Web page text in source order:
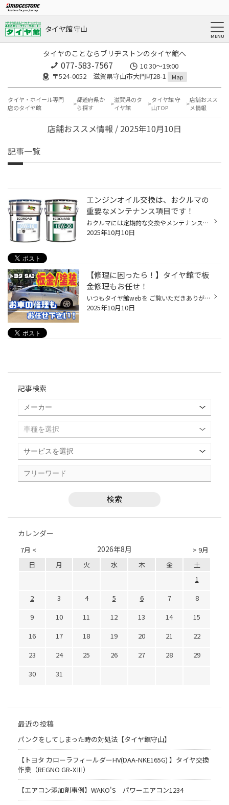
タイヤ館 守山
タイヤのことならブリヂストンのタイヤ館へ
077-583-7567
10:30～19:00
〒524-0052 滋賀県守山市大門町28-1
Map
タイヤ・ホイール専門
店のタイヤ館
都道府県か
ら探す
滋賀県のタ
イヤ館
タイヤ館 守
山TOP
店舗おスス
メ情報
店舗おススメ情報 / 2025年10月10日
記事一覧
エンジンオイル交換は、おクルマの
重要なメンテナンス項目です！
おクルマには定期的な交換やメンテナンスが必要なものが多くあります。 その中でも今回は「エンジンオイル交換」についてご紹介します。 「エンジンオイルの役割ってなに？」 エンジンオイルは、エンジン内部をスムーズに動かすための潤滑や保護の役割、 エンジン内で燃焼してでた焦げや汚れを洗浄...
2025年10月10日
【修理に困ったら！】タイヤ館で板
金修理もお任せ！
いつもタイヤ館webを ご覧いただきありがとうございます！ 今回は近畿エリア管内タイヤ館直営店舗にて実施させて頂きました作業事例をご紹介！ 今回は、取次サービスの 板金/塗装修理 させていただきました！ 【板金修理もタイヤ館へお任せ！】 車のキズ・へこみを丁寧に修復 車のキズ・へこみでお...
2025年10月10日
記事検索
カレンダー
7月 < > 9月
2026年8月
日 月 火 水 木 金
土
1
2
3 4 5 6 7
8
9
10 11 12 13 14
15
16
17 18 19 20 21
22
23
24 25 26 27 28
29
30
31
最近の投稿
パンクをしてしまった時の対処法【タイヤ館守山】
【トヨタ カローラフィールダーHV(DAA-NKE165G) 】タイヤ交換
作業（REGNO GR-XⅢ）
【エアコン添加剤事例】WAKO'S パワーエアコン1234